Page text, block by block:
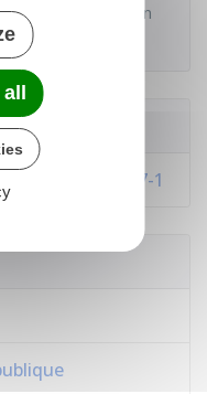
enMOIS
, auquel on
.
640 à 647-1
all